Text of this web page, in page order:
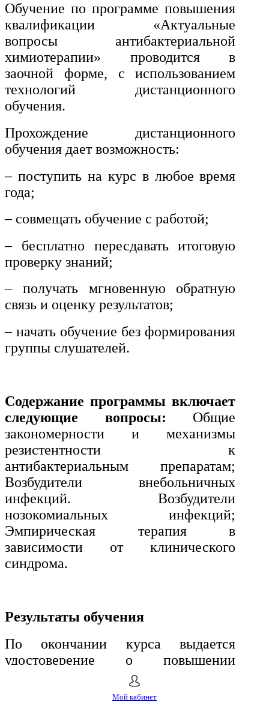
Культура и спорт
Физкультура и спорт
Сервис и туризм
Изобразительное и прикладные
и информативно-библиотечное
дело
Управление в технических
системах
Ветеринария и зоотехника
аккредитации
Основные Услуги
Дополнительные Услуги
Мой кабинет
Обучение по программе повышения
квалификации «Актуальные
вопросы антибактериальной
химиотерапии» проводится в
заочной форме, с использованием
технологий дистанционного
обучения.
Прохождение дистанционного
обучения дает возможность:
– поступить на курс в любое время
года;
– совмещать обучение с работой;
– бесплатно пересдавать итоговую
проверку знаний;
– получать мгновенную обратную
связь и оценку результатов;
– начать обучение без формирования
группы слушателей.
Содержание программы включает
следующие вопросы: Общие
закономерности и механизмы
резистентности к
антибактериальным препаратам;
Возбудители внебольничных
инфекций. Возбудители
нозокомиальных инфекций;
Эмпирическая терапия в
зависимости от клинического
синдрома.
Результаты обучения
По окончании курса выдается
удостоверение о повышении
квалификации установленного